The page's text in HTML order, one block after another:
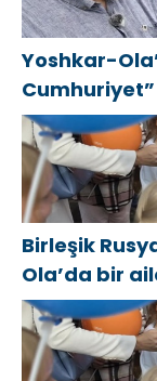
Yoshkar-
Birleşik
Ola’da bir